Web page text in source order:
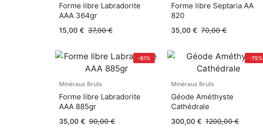
Forme libre Labradorite
AAA 364gr
15,00 € 37,00€
Forme libre Septaria AA
820
35,00 € 70,00€
-61%
Minéraux Bruts
Forme libre Labradorite
AAA 885gr
35,00 € 90,00€
-75%
Minéraux Bruts
Géode Améthyste
Cathédrale
300,00 € 1200,00€